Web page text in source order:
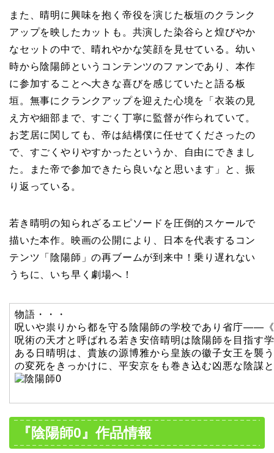
また、晴明に興味を抱く帝役を演じた板垣のクランク
アップを映したカットも。共演した染谷らと煌びやか
なセットの中で、晴れやかな笑顔を見せている。幼い
時から陰陽師というコンテンツのファンであり、本作
に参加することへ大きな喜びを感じていたと語る板
垣。無事にクランクアップを迎えた心境を「衣装の見
え方や細部まで、すごく丁寧に監督が作られていて。
お芝居に関しても、帝は結構僕に任せてくださったの
で、すごくやりやすかったというか、自由にできまし
た。また帝で参加できたら良いなと思います」と、振
り返っている。
若き晴明の知られざるエピソードを圧倒的スケールで
描いた本作。映画の公開により、日本を代表するコン
テンツ「陰陽師」の再ブームが到来中！乗り遅れない
うちに、いち早く劇場へ！
物語・・・
呪いや祟りから都を守る陰陽師の学校であり省庁――
呪術の天才と呼ばれる若き安倍晴明は陰陽師を目指す
ある日晴明は、貴族の源博雅から皇族の徽子女王を襲
の変死をきっかけに、平安京をも巻き込む凶悪な陰
『陰陽師0』作品情報